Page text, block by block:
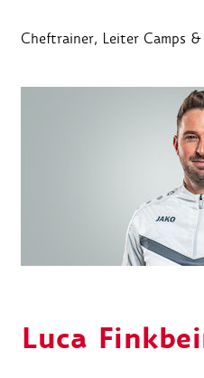
Cheftrainer, Leiter Camps
Luca